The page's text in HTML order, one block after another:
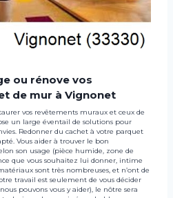
ou rénove vos
de mur à Vignonet
vos revêtements muraux et ceux de
un large éventail de solutions pour
Redonner du cachet à votre parquet
Vous aider à trouver le bon
son usage (pièce humide, zone de
que vous souhaitez lui donner, intime
sont très nombreuses, et n’ont de
travail est seulement de vous décider
pouvons vous y aider), le nôtre sera